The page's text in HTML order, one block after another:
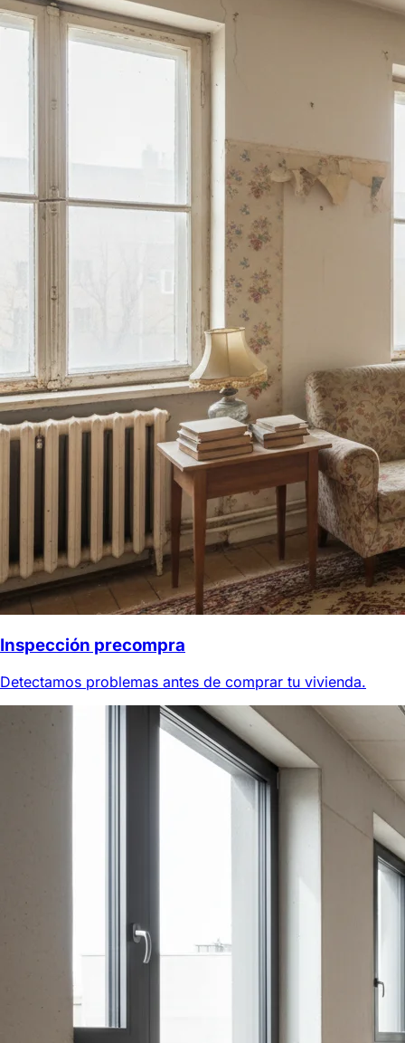
Inspección precompra
Detectamos problemas antes de comprar tu vivienda.